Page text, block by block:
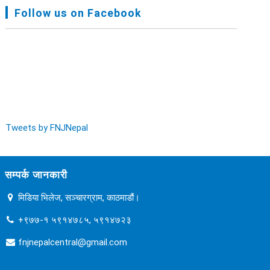
FNJ, Financial Report Presented At Nagarkot
Follow us on Facebook
Tweets by FNJNepal
सम्पर्क जानकारी
मिडिया भिलेज, सञ्चारग्राम, काठमाडौं।
+९७७-१ ५९१४७८५, ५९१४७२३
fnjnepalcentral@gmail.com